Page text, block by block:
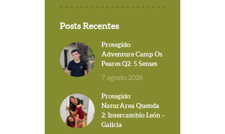
Posts Recentes
Protegido:
Adventure Camp Os
Peares Q2: 5 Senses
7 agosto 2026
Protegido:
NaturArea Quenda
2: Intercambio León –
Galicia